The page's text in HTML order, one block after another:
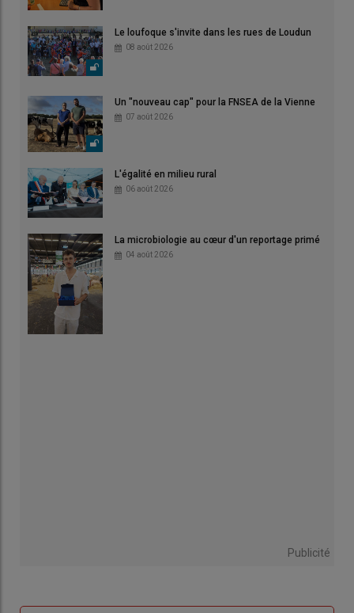
Le loufoque s'invite dans les rues de Loudun
08 août 2026
Un "nouveau cap" pour la FNSEA de la Vienne
07 août 2026
L'égalité en milieu rural
06 août 2026
La microbiologie au cœur d'un reportage primé
04 août 2026
Publicité